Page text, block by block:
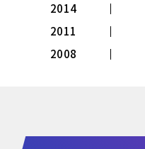
2014
2011
2008